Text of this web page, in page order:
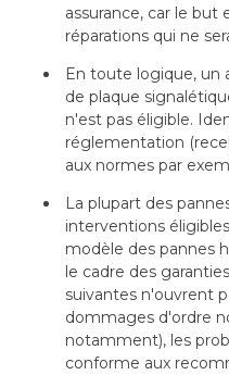
assurance, car le but
réparations qui ne
En toute logique, un
de plaque
n'est pas éligible.
réglementation
aux normes par
La plupart des
interventions
modèle des pannes
le cadre des
suivantes n'ouvrent
dommages d'ordre
notamment), les
conforme aux